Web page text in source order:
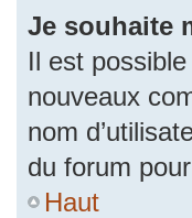
Je souhaite
Il est
nouveaux
nom
du forum
Haut